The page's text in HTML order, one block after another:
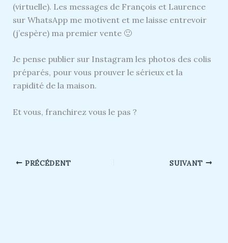
(virtuelle). Les messages de François et Laurence
sur WhatsApp me motivent et me laisse entrevoir
(j’espère) ma premier vente 🙂
Je pense publier sur Instagram les photos des colis
préparés, pour vous prouver le sérieux et la
rapidité de la maison.
Et vous, franchirez vous le pas ?
PRÉCÉDENT SUIVANT